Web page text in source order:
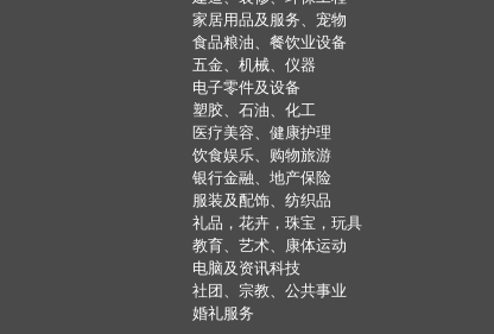
家居用品及服务、宠物
食品粮油、餐饮业设备
五金、机械、仪器
电子零件及设备
塑胶、石油、化工
医疗美容、健康护理
饮食娱乐、购物旅游
银行金融、地产保险
服装及配饰、纺织品
礼品，花卉，珠宝，玩具
教育、艺术、康体运动
电脑及资讯科技
社团、宗教、公共事业
婚礼服务